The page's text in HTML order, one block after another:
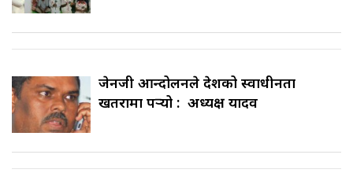
जेनजी आन्दोलनले देशको स्वाधीनता
खतरामा पर्‍यो : अध्यक्ष यादव